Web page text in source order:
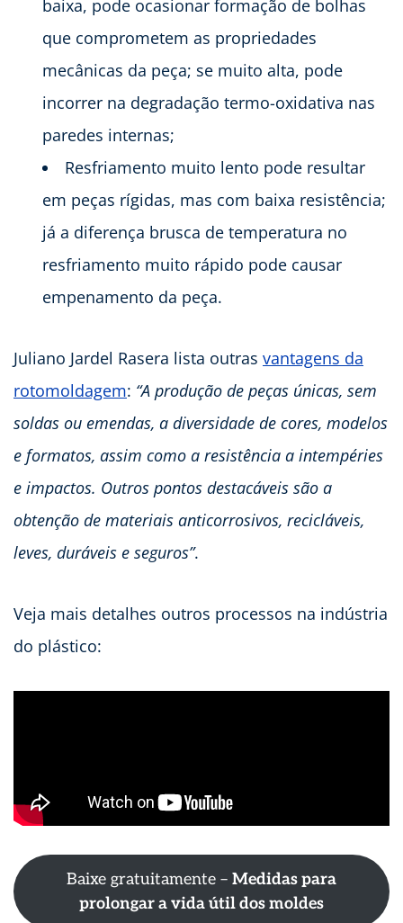
baixa, pode ocasionar formação de bolhas
que comprometem as propriedades
mecânicas da peça; se muito alta, pode
incorrer na degradação termo-oxidativa nas
paredes internas;
Resfriamento muito lento pode resultar
em peças rígidas, mas com baixa resistência;
já a diferença brusca de temperatura no
resfriamento muito rápido pode causar
empenamento da peça.
Juliano Jardel Rasera lista outras vantagens da
rotomoldagem: “A produção de peças únicas, sem
soldas ou emendas, a diversidade de cores, modelos
e formatos, assim como a resistência a intempéries
e impactos. Outros pontos destacáveis são a
obtenção de materiais anticorrosivos, recicláveis,
leves, duráveis e seguros”.
Veja mais detalhes outros processos na indústria
do plástico:
Baixe gratuitamente – Medidas para
prolongar a vida útil dos moldes